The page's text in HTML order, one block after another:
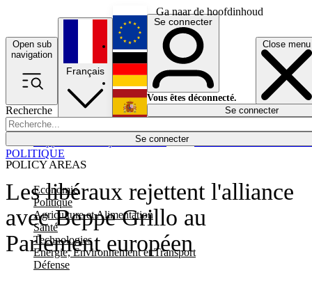
Ga naar de hoofdinhoud
Open sub
navigation
Close menu
Recherche
Se connecter
POLICY AREAS
Economie
Politique
Agriculture et Alimentation
Santé
Technologies
Energie, Environnement et Transport
Défense
Économie
Français
English
Deutsch
Español
Se connecter
Vous êtes déconnecté.
Se connecter
Les libéraux rejettent l'alliance
avec Beppe Grillo au
Parlement européen
POLITIQUE